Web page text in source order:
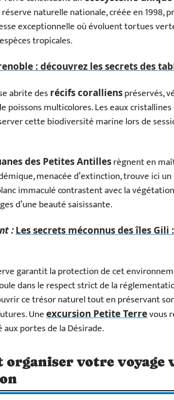
naturelle nationale, créée en 1998,
exceptionnelle où évoluent tortues
tropicales.
: découvrez les secrets des
abrite des récifs corallienspréservés,
poissons multicolores. Les eaux
cette biodiversité marine lors de
des Petites Antillesrègnent en
menacée d’extinction, trouve ici
immaculé contrastent avec la
d’une beauté saisissante.
:Les secrets méconnus des îles Gili
garantit la protection de cet
dans le respect strict de la
ce trésor naturel tout en préservant
Uneexcursion Petite Terrevous
portes de la Désirade.
organiser votre voyage